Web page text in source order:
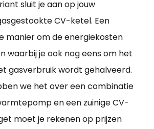
sluit je aan op jouw
CV-ketel. Een
manier om de energiekosten
waarbij je ook nog eens om het
gasverbruik wordt gehalveerd.
we het over een combinatie
en een zuinige CV-
moet je rekenen op prijzen